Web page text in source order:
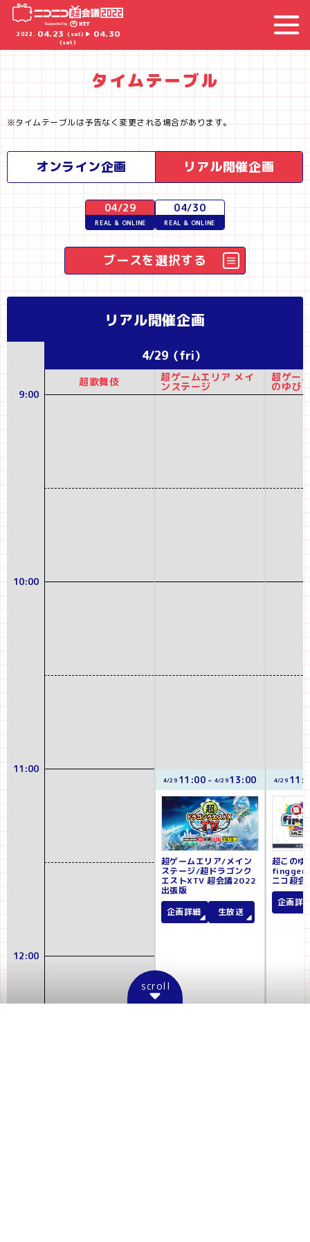
ニコニコ超会議2022
2022. 04.23 (sat) ▶︎ 04.30
(sat)
タイムテーブル
タイムテーブルは予告なく変更される場合があります。
オンライン企画 リアル開催企画
04/29
REAL & ONLINE
04/30
REAL & ONLINE
ブースを選択する
リアル開催企画
9:00
10:00
11:00
12:00
超歌舞伎 超ゲームエリア メイ
ンステージ
4/29 11:00 - 4/29 13:00
超ゲームエリア/メイン
ステージ/超ドラゴンク
エストXTV 超会議2022
出張版
企画詳細
生放送
超ゲー
のゆび
rライブ
4/29
超このゆ
fingger
ニコ超
企画詳
4/29（fri）
scroll